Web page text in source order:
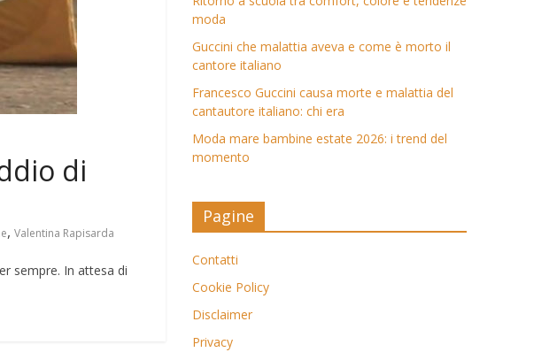
di
, Valentina Rapisarda
sempre. In attesa di
moda
Guccini che malattia aveva e come è morto il
cantore italiano
Francesco Guccini causa morte e malattia del
cantautore italiano: chi era
Moda mare bambine estate 2026: i trend del
momento
Pagine
Contatti
Cookie Policy
Disclaimer
Privacy